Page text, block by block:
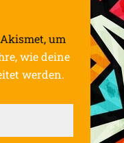
um
wie deine
werden.